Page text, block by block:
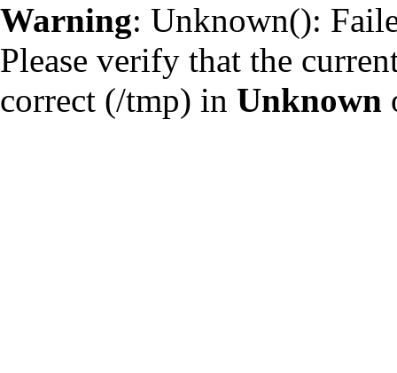
Warning: Unknown():
Please verify that the
correct (/tmp) in Unknown